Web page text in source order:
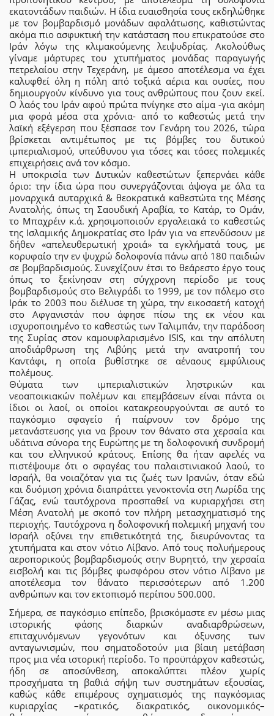
εκατοντάδων παιδιών. Η ίδια ευαισθησία τους εκδηλώθηκε
με τον βομβαρδισμό μονάδων αφαλάτωσης, καθιστώντας
ακόμα πιο ασφυκτική την κατάσταση που επικρατούσε στο
Ιράν λόγω της κλιμακούμενης λειψυδρίας. Ακολούθως
γίναμε μάρτυρες του χτυπήματος μονάδας παραγωγής
πετρελαίου στην Τεχεράνη, με άμεσο αποτέλεσμα να έχει
καλυφθεί όλη η πόλη από τοξικά αέρια και ουσίες, που
δημιουργούν κίνδυνο για τους ανθρώπους που ζουν εκεί.
Ο λαός του Ιράν αφού πρώτα πνίγηκε στο αίμα -για ακόμη
μια φορά μέσα στα χρόνια- από το καθεστώς μετά την
λαϊκή εξέγερση που ξέσπασε τον Γενάρη του 2026, τώρα
βρίσκεται αντιμέτωπος με τις βόμβες του δυτικού
ιμπεριαλισμού, υπεύθυνου για τόσες και τόσες πολεμικές
επιχειρήσεις ανά τον κόσμο.
Η υποκρισία των Δυτικών καθεστώτων ξεπερνάει κάθε
όριο: την ίδια ώρα που συνεργάζονται άψογα με όλα τα
μοναρχικά αυταρχικά & θεοκρατικά καθεστώτα της Μέσης
Ανατολής, όπως τη Σαουδική Αραβία, το Κατάρ, το Ομάν,
το Μπαχρέιν κ.ά. χρησιμοποιούν εργαλειακά το καθεστώς
της Ισλαμικής Δημοκρατίας στο Ιράν για να επενδύσουν με
δήθεν «απελευθερωτική χροιά» τα εγκλήματά τους, με
κορυφαίο την εν ψυχρώ δολοφονία πάνω από 180 παιδιών
σε βομβαρδισμούς. Συνεχίζουν έτσι το θεάρεστο έργο τους
όπως το ξεκίνησαν στη σύγχρονη περίοδο με τους
βομβαρδισμούς στο Βελιγράδι το 1999, με τον πόλεμο στο
Ιράκ το 2003 που διέλυσε τη χώρα, την εικοσαετή κατοχή
στο Αφγανιστάν που άφησε πίσω της εκ νέου και
ισχυροποιημένο το καθεστώς των Ταλιμπάν, την παράδοση
της Συρίας στον καμουφλαρισμένο ISIS, και την απόλυτη
αποδιάρθρωση της Λιβύης μετά την ανατροπή του
Καντάφι, η οποία βυθίστηκε σε αέναους εμφύλιους
πολέμους.
Θύματα των ιμπεριαλιστικών ληστρικών και
νεοαποικιακών πολέμων και επεμβάσεων είναι πάντα οι
ίδιοι οι λαοί, οι οποίοι κατακρεουργούνται σε αυτό το
παγκόσμιο σφαγείο ή παίρνουν τον δρόμο της
μετανάστευσης για να βρουν τον θάνατο στα χερσαία και
υδάτινα σύνορα της Ευρώπης με τη δολοφονική συνδρομή
και του ελληνικού κράτους. Επίσης θα ήταν αφελές να
πιστέψουμε ότι ο σφαγέας του παλαιστινιακού λαού, το
Ισραήλ, θα νοιαζόταν για τις ζωές των Ιρανών, όταν εδώ
και δυόμιση χρόνια διαπράττει γενοκτονία στη Λωρίδα της
Γάζας, ενώ ταυτόχρονα προσπαθεί να κυριαρχήσει στη
Μέση Ανατολή με σκοπό τον πλήρη μετασχηματισμό της
περιοχής. Ταυτόχρονα η δολοφονική πολεμική μηχανή του
Ισραήλ οξύνει την επιθετικότητά της, διευρύνοντας τα
χτυπήματα και στον νότιο Λίβανο. Από τους πολυήμερους
αεροπορικούς βομβαρδισμούς στην Βυρηττό, την χερσαία
εισβολή και τις βόμβες φωσφόρου στον νότιο Λίβανο με
αποτέλεσμα τον θάνατο περισσότερων από 1.200
ανθρώπων και τον εκτοπισμό περίπου 500.000.
Σήμερα, σε παγκόσμιο επίπεδο, βρισκόμαστε εν μέσω μιας
ιστορικής φάσης διαρκών αναδιαρθρώσεων,
επιταχυνόμενων γεγονότων και όξυνσης των
ανταγωνισμών, που σηματοδοτούν μια βίαιη μετάβαση
προς μια νέα ιστορική περίοδο. Το προϋπάρχον καθεστώς,
ήδη σε αποσύνθεση, αποκαλύπτει πλέον χωρίς
προσχήματα τη βαθιά σήψη των συστημάτων εξουσίας,
καθώς κάθε επιμέρους σχηματισμός της παγκόσμιας
κυριαρχίας –κρατικός, διακρατικός, οικονομικός–